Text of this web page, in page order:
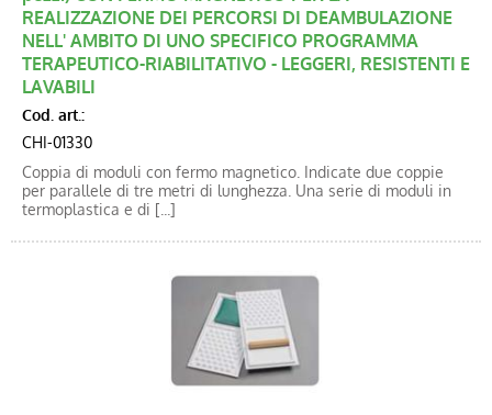
REALIZZAZIONE DEI PERCORSI DI DEAMBULAZIONE
NELL' AMBITO DI UNO SPECIFICO PROGRAMMA
TERAPEUTICO-RIABILITATIVO - LEGGERI, RESISTENTI E
LAVABILI
Cod. art.:
CHI-01330
Coppia di moduli con fermo magnetico. Indicate due coppie
per parallele di tre metri di lunghezza. Una serie di moduli in
termoplastica e di [...]